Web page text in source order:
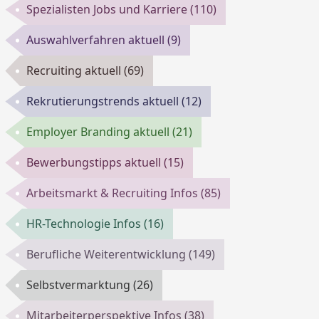
Spezialisten Jobs und Karriere(110)
Auswahlverfahren aktuell(9)
Recruiting aktuell(69)
Rekrutierungstrends aktuell(12)
Employer Branding aktuell(21)
Bewerbungstipps aktuell(15)
Arbeitsmarkt & Recruiting Infos(85)
HR-Technologie Infos(16)
Berufliche Weiterentwicklung(149)
Selbstvermarktung(26)
Mitarbeiterperspektive Infos(38)